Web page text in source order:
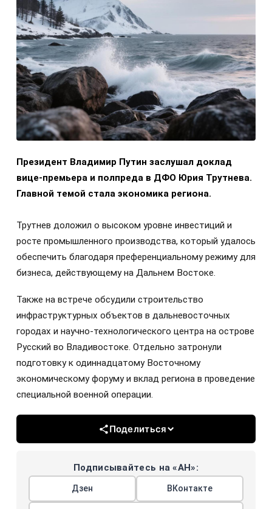
Президент Владимир Путин заслушал доклад
вице-премьера и полпреда в ДФО Юрия Трутнева.
Главной темой стала экономика региона.
Трутнев доложил о высоком уровне инвестиций и
росте промышленного производства, который удалось
обеспечить благодаря преференциальному режиму для
бизнеса, действующему на Дальнем Востоке.
Также на встрече обсудили строительство
инфраструктурных объектов в дальневосточных
городах и научно-технологического центра на острове
Русский во Владивостоке. Отдельно затронули
подготовку к одиннадцатому Восточному
экономическому форуму и вклад региона в проведение
специальной военной операции.
Поделиться
Подписывайтесь на «АН»:
Дзен ВКонтакте